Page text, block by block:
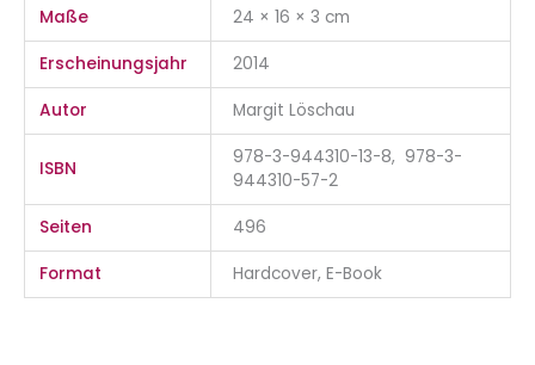
Maße 24 × 16 × 3 cm
Erscheinungsjahr 2014
Autor Margit Löschau
ISBN
978-3-944310-13-8, 978-3-
944310-57-2
Seiten 496
Format Hardcover, E-Book